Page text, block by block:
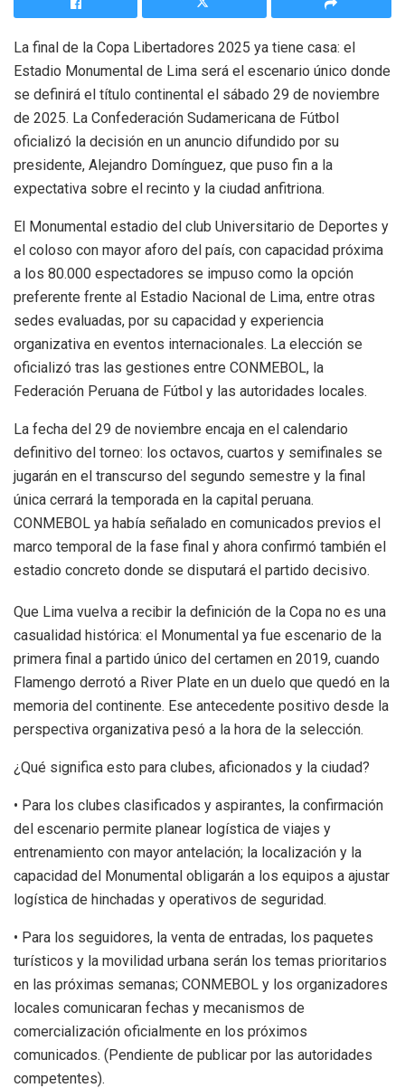
La final de la Copa Libertadores 2025 ya tiene casa: el
Estadio Monumental de Lima será el escenario único donde
se definirá el título continental el sábado 29 de noviembre
de 2025. La Confederación Sudamericana de Fútbol
oficializó la decisión en un anuncio difundido por su
presidente, Alejandro Domínguez, que puso fin a la
expectativa sobre el recinto y la ciudad anfitriona.
El Monumental estadio del club Universitario de Deportes y
el coloso con mayor aforo del país, con capacidad próxima
a los 80.000 espectadores se impuso como la opción
preferente frente al Estadio Nacional de Lima, entre otras
sedes evaluadas, por su capacidad y experiencia
organizativa en eventos internacionales. La elección se
oficializó tras las gestiones entre CONMEBOL, la
Federación Peruana de Fútbol y las autoridades locales.
La fecha del 29 de noviembre encaja en el calendario
definitivo del torneo: los octavos, cuartos y semifinales se
jugarán en el transcurso del segundo semestre y la final
única cerrará la temporada en la capital peruana.
CONMEBOL ya había señalado en comunicados previos el
marco temporal de la fase final y ahora confirmó también el
estadio concreto donde se disputará el partido decisivo.
Que Lima vuelva a recibir la definición de la Copa no es una
casualidad histórica: el Monumental ya fue escenario de la
primera final a partido único del certamen en 2019, cuando
Flamengo derrotó a River Plate en un duelo que quedó en la
memoria del continente. Ese antecedente positivo desde la
perspectiva organizativa pesó a la hora de la selección.
¿Qué significa esto para clubes, aficionados y la ciudad?
• Para los clubes clasificados y aspirantes, la confirmación
del escenario permite planear logística de viajes y
entrenamiento con mayor antelación; la localización y la
capacidad del Monumental obligarán a los equipos a ajustar
logística de hinchadas y operativos de seguridad.
• Para los seguidores, la venta de entradas, los paquetes
turísticos y la movilidad urbana serán los temas prioritarios
en las próximas semanas; CONMEBOL y los organizadores
locales comunicaran fechas y mecanismos de
comercialización oficialmente en los próximos
comunicados. (Pendiente de publicar por las autoridades
competentes).